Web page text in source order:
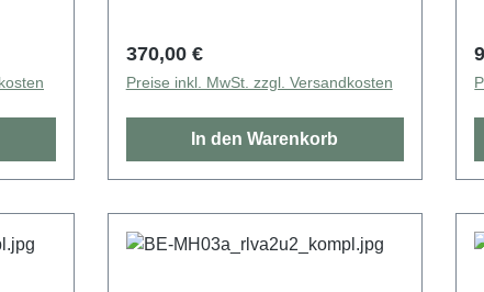
Regulärer Preis:
370,00 €
Preise inkl. MwSt. zzgl. Versandkosten
In den Warenkorb